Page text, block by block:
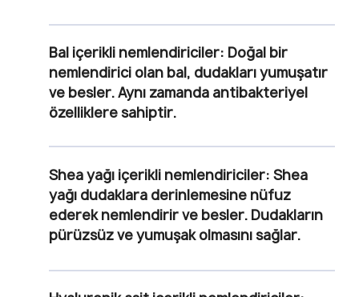
Bal içerikli nemlendiriciler: Doğal bir
nemlendirici olan bal, dudakları yumuşatır
ve besler. Aynı zamanda antibakteriyel
özelliklere sahiptir.
Shea yağı içerikli nemlendiriciler: Shea
yağı dudaklara derinlemesine nüfuz
ederek nemlendirir ve besler. Dudakların
pürüzsüz ve yumuşak olmasını sağlar.